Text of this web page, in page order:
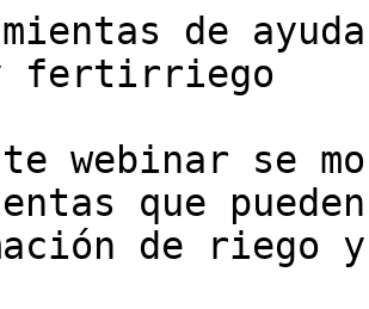
de
fertirriego
webinar se
que
de